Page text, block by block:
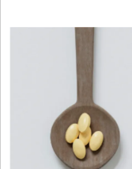
Educación